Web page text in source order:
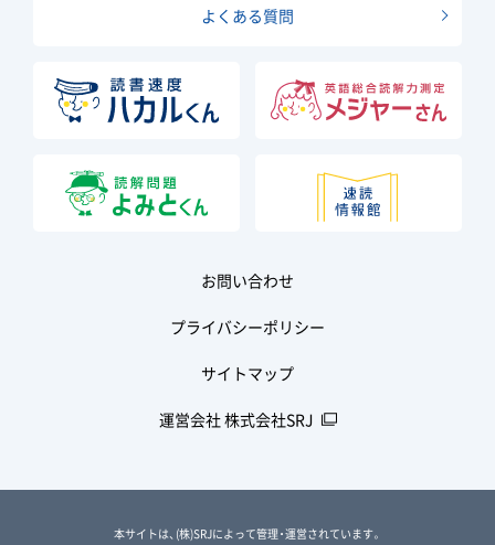
よくある質問
お問い合わせ
プライバシーポリシー
サイトマップ
運営会社 株式会社SRJ
本サイトは、(株)SRJによって管理・運営されています。